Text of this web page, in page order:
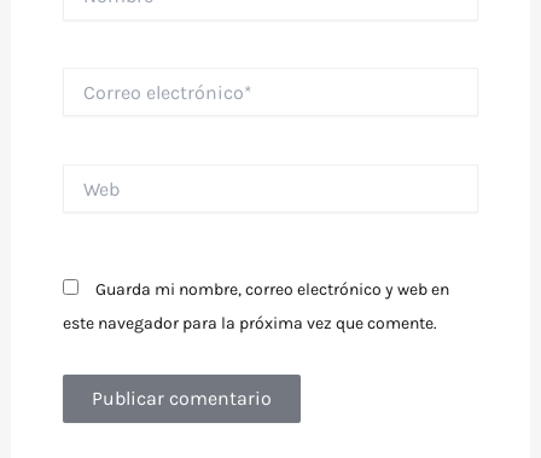
electrónico*
Guarda mi nombre, correo electrónico y web en
este navegador para la próxima vez que comente.